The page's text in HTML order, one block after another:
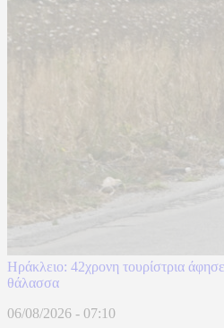
Ηράκλειο: 42χρονη τουρίστρια
θάλασσα
06/08/2026 - 07:10